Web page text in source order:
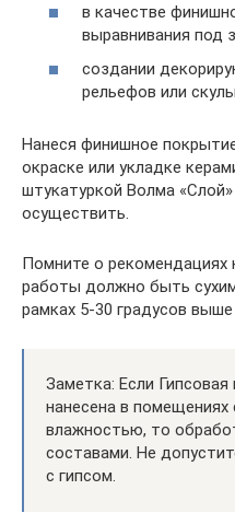
в качестве
выравнивания под
создании
рельефов или
Нанеся финишное
окраске или укладке
штукатуркой Волма
осуществить.
Помните о рекомендациях
работы должно быть
рамках 5-30 градусов выше
Заметка: Если
нанесена в
влажностью, то
составами. Не
с гипсом.